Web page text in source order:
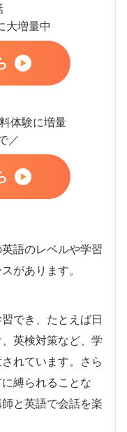
大増量中
体験に増量
／
語のレベルや学習
があります。
でき、たとえば日
英検対策など、学
れています。さら
縛られることな
と英語で会話を楽